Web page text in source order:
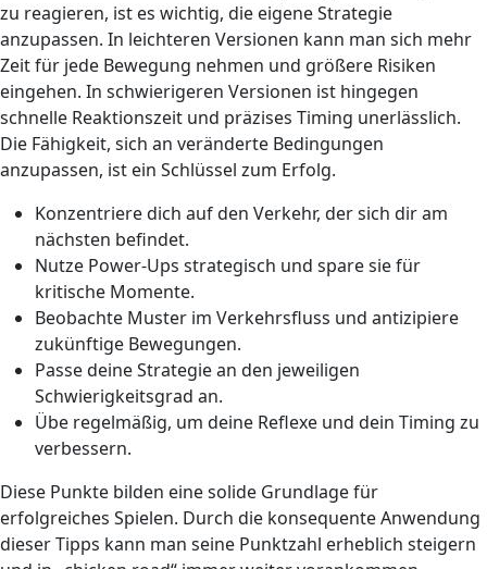
zu reagieren, ist es wichtig, die eigene Strategie
anzupassen. In leichteren Versionen kann man sich mehr
Zeit für jede Bewegung nehmen und größere Risiken
eingehen. In schwierigeren Versionen ist hingegen
schnelle Reaktionszeit und präzises Timing unerlässlich.
Die Fähigkeit, sich an veränderte Bedingungen
anzupassen, ist ein Schlüssel zum Erfolg.
Konzentriere dich auf den Verkehr, der sich dir am
nächsten befindet.
Nutze Power-Ups strategisch und spare sie für
kritische Momente.
Beobachte Muster im Verkehrsfluss und antizipiere
zukünftige Bewegungen.
Passe deine Strategie an den jeweiligen
Schwierigkeitsgrad an.
Übe regelmäßig, um deine Reflexe und dein Timing zu
verbessern.
Diese Punkte bilden eine solide Grundlage für
erfolgreiches Spielen. Durch die konsequente Anwendung
dieser Tipps kann man seine Punktzahl erheblich steigern